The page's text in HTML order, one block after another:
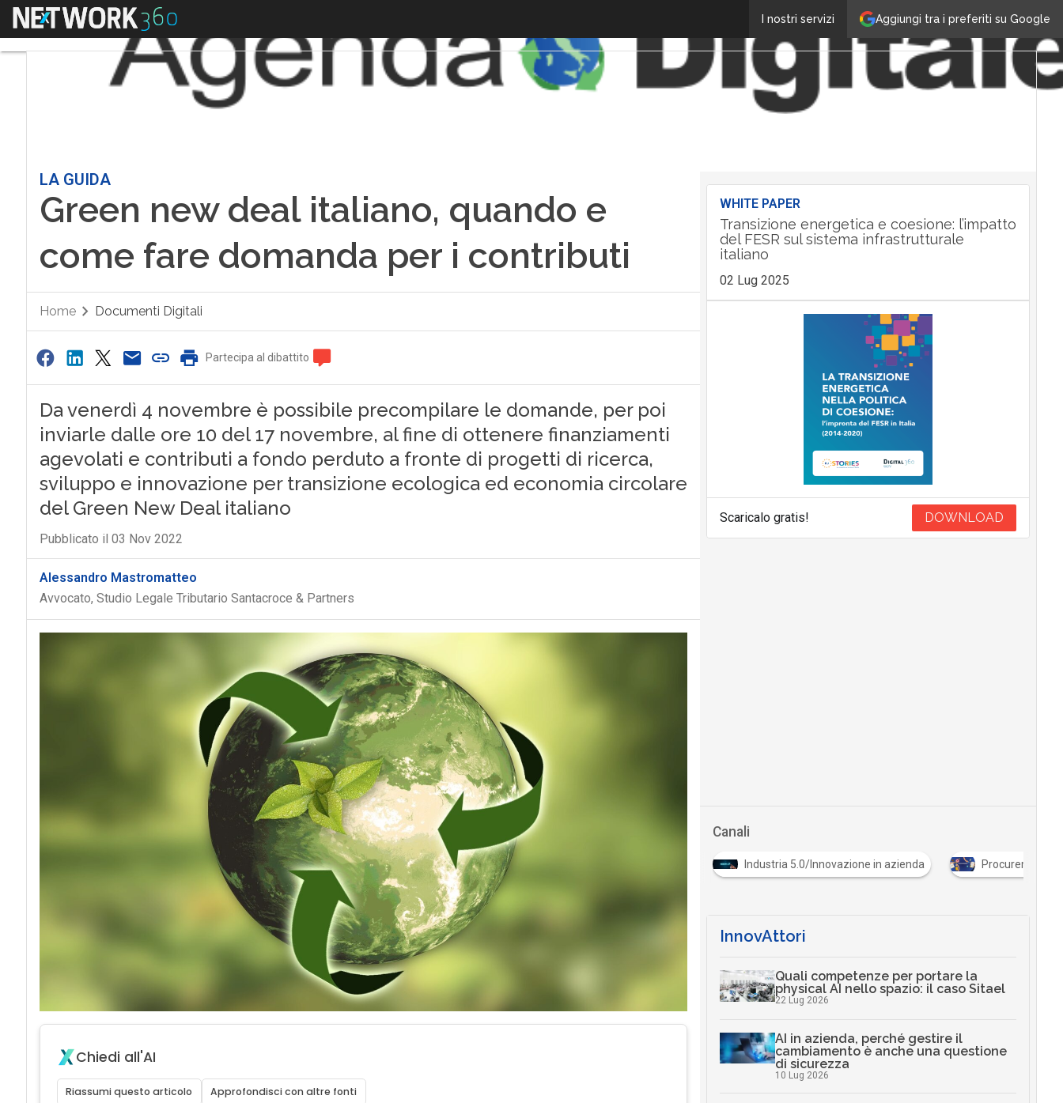
Aggiungi tra i preferiti su Google
I nostri servizi
Menu
LA GUIDA
Green new deal italiano, quando e
come fare domanda per i contributi
Home Documenti Digitali
Partecipa al dibattito
Da venerdì 4 novembre è possibile precompilare le domande, per poi
inviarle dalle ore 10 del 17 novembre, al fine di ottenere finanziamenti
agevolati e contributi a fondo perduto a fronte di progetti di ricerca,
sviluppo e innovazione per transizione ecologica ed economia circolare
del Green New Deal italiano
Pubblicato il 03 Nov 2022
Alessandro Mastromatteo
Avvocato, Studio Legale Tributario Santacroce & Partners
Chiedi all'AI
Riassumi questo articolo Approfondisci con altre fonti
WHITE PAPER
Transizione energetica e coesione: l’impatto
del FESR sul sistema infrastrutturale
italiano
02 Lug 2025
Scaricalo gratis! DOWNLOAD
Canali
Industria 5.0/Innovazione in azienda Procurement
InnovAttori
Quali competenze per portare la
physical AI nello spazio: il caso Sitael
22 Lug 2026
AI in azienda, perché gestire il
cambiamento è anche una questione
di sicurezza
10 Lug 2026